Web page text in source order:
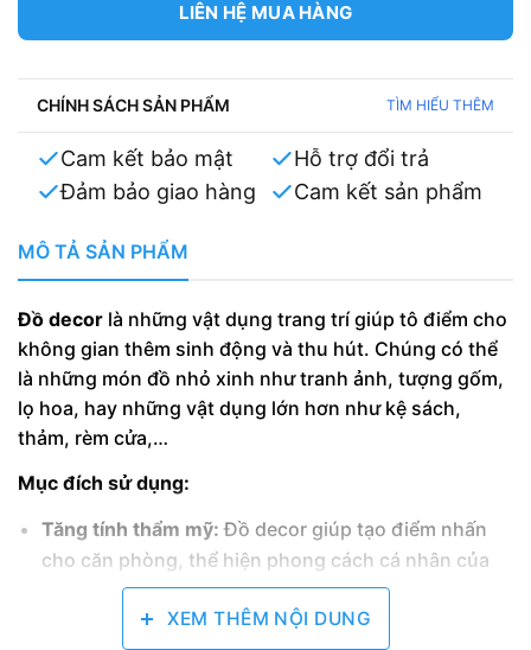
LIÊN HỆ MUA HÀNG
CHÍNH SÁCH SẢN PHẨM TÌM HIỂU THÊM
Cam kết bảo mật
Hỗ trợ đổi trả
Đảm bảo giao hàng
Cam kết sản phẩm
MÔ TẢ SẢN PHẨM
Đồ decor là những vật dụng trang trí giúp tô điểm cho
không gian thêm sinh động và thu hút. Chúng có thể
là những món đồ nhỏ xinh như tranh ảnh, tượng gốm,
lọ hoa, hay những vật dụng lớn hơn như kệ sách,
thảm, rèm cửa,…
Mục đích sử dụng:
Tăng tính thẩm mỹ: Đồ decor giúp tạo điểm nhấn
cho căn phòng, thể hiện phong cách cá nhân của
Tạo sự hài hòa:Đồ decor giúp cân bằng bố cục, tạo
XEM THÊM NỘI DUNG